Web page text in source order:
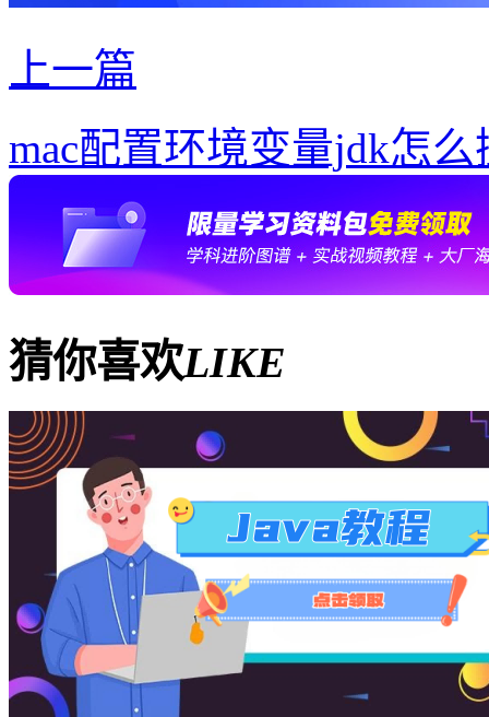
上一篇
mac配置环境变量jdk怎么
猜你喜欢LIKE